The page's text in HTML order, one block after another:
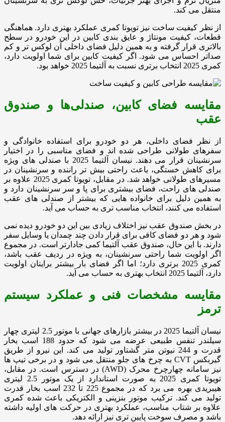
منتقل می کند.
از نظر کیفیت ساخت نیز تویوتا کمری عملکرد بهتری دارد. هماهنگی
قطعات، کیفیت مونتاژ و عایق بندی کابین در این خودرو در سطح
بالاتری قرار گرفته و به همین دلیل فضای داخلی آن لوکس تر و کم
صداتر احساس می شود. اگر کیفیت کابین برای شما اولویت دارد،
کمری 2025 انتخاب برتری نسبت به آلتیما 2025 خواهد بود.
مقایسه فضای کابین، صندلی‌ها و صندوق
عقب
از نظر فضای داخلی، هر دو خودرو برای استفاده خانوادگی و
سفرهای طولانی طراحی شده اند و فضای مناسبی را در اختیار
سرنشینان قرار می دهند. نیسان آلتیما 2025 با صندلی های ویژه
برای کاهش خستگی، باعث راحتی بیش تر راننده و سرنشینان در
مسیرهای طولانی خواهد شد. در مقابل، تویوتا کمری 2025 علاوه بر
صندلی های راحت، فضای بیشتری برای پا و سر سرنشینان دارد و
به همین دلیل برای خانواده هایی که بیشتر از صندلی های عقب
استفاده می کنند، انتخاب مناسب تری به حساب می آید.
در بخش صندوق عقب نیز اختلاف زیادی بین این دو خودرو دیده نمی
شود و هر دو فضای کافی برای قرار دادن چند چمدان یا وسایل سفر
دارند. با این حال، صندوق عقب آلتیما کمی جادارتر است. در مجموع
اگر اولویت شما راحتی سرنشینان، به ویژه در ردیف عقب باشد،
کمری 2025 برتری دارد؛ اما اگر فضای بار بیشتر برایتان اولویت
دارد، آلتیما 2025 انتخاب بهتری به حساب می آید.
مقایسه مشخصات فنی و عملکرد سیستم
ترمز
نیسان آلتیما 2025 در بیشتر بازارهای جهانی با موتور 2.5 لیتری چهار
سیلندر تنفس طبیعی عرضه می شود که حدود 188 اسب بخار
قدرت و 244 نیوتن متر گشتاور تولید می کند. این نیرو از طریق
گیربکس CVT به چرخ های جلو منتقل می شود و در برخی تیپ ها
نیز سامانه چهارچرخ محرک (AWD) در دسترس است. در مقابل،
تویوتا کمری 2025 به صورت استاندارد از یک موتور 2.5 لیتری
هیبریدی بهره می برد که در مجموع 225 تا 232 اسب بخار قدرت
تولید می کند. ترکیب موتور بنزینی و الکتریکی باعث شده کمری
علاوه بر شتاب مناسب، عملکرد بهتری در حرکت های اولیه داشته
باشد و مصرف سوخت پایین تری نیز ارائه دهد.